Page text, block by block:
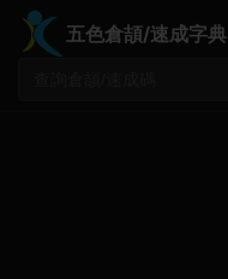
五色倉頡/速成字典